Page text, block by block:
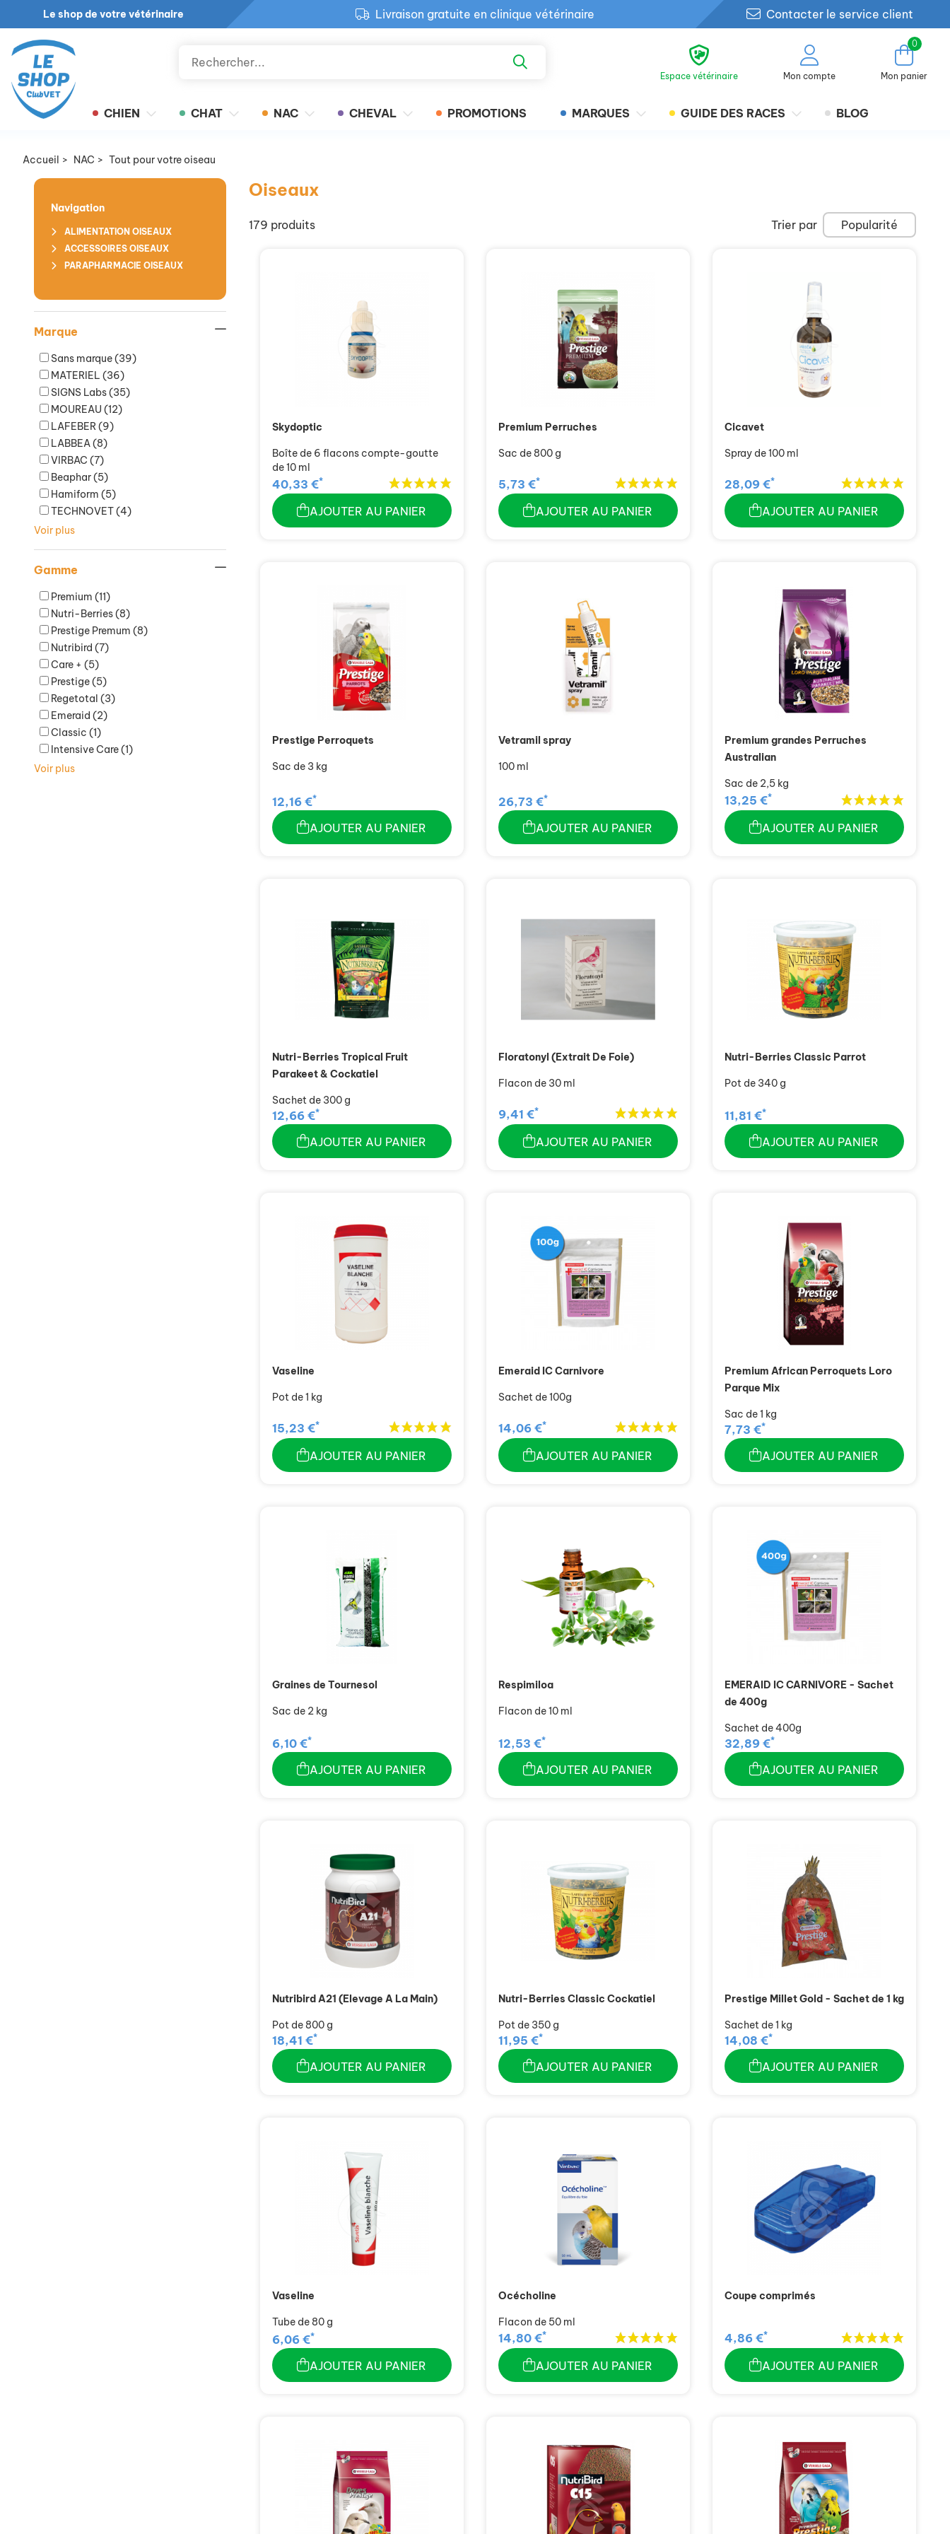
Le shop de votre vétérinaire
Livraison gratuite en clinique vétérinaire
Retour produit gratuit en clinique
Contacter le service client
Espace vétérinaire Mon compte
0
Mon panier
CHIEN CHAT NAC CHEVAL PROMOTIONS MARQUES GUIDE DES RACES BLOG
Accueil > NAC > Tout pour votre oiseau
Navigation
ALIMENTATION OISEAUX
ACCESSOIRES OISEAUX
PARAPHARMACIE OISEAUX
Marque
Sans marque(39)
MATERIEL (36)
SIGNS Labs(35)
MOUREAU (12)
LAFEBER(9)
LABBEA(8)
VIRBAC (7)
Beaphar(5)
Hamiform (5)
TECHNOVET(4)
Voir plus
Gamme
Premium (11)
Nutri-Berries(8)
Prestige Premum (8)
Nutribird (7)
Care + (5)
Prestige(5)
Regetotal (3)
Emeraid (2)
Classic (1)
Intensive Care(1)
Voir plus
Oiseaux
179 produits Trier par Popularité
Skydoptic
Boîte de 6 flacons compte-goutte
de 10 ml
40,33 €*
AJOUTER AU PANIER
Premium Perruches
Sac de 800 g
5,73 €*
AJOUTER AU PANIER
Cicavet
Spray de 100 ml
28,09 €*
AJOUTER AU PANIER
Prestige Perroquets
Sac de 3 kg
12,16 €*
AJOUTER AU PANIER
Vetramil spray
100 ml
26,73 €*
AJOUTER AU PANIER
Premium grandes Perruches
Australian
Sac de 2,5 kg
13,25 €*
AJOUTER AU PANIER
Nutri-Berries Tropical Fruit
Parakeet & Cockatiel
Sachet de 300 g
12,66 €*
AJOUTER AU PANIER
Floratonyl (Extrait De Foie)
Flacon de 30 ml
9,41 €*
AJOUTER AU PANIER
Nutri-Berries Classic Parrot
Pot de 340 g
11,81 €*
AJOUTER AU PANIER
Vaseline
Pot de 1 kg
15,23 €*
AJOUTER AU PANIER
Emeraid IC Carnivore
Sachet de 100g
14,06 €*
AJOUTER AU PANIER
Premium African Perroquets Loro
Parque Mix
Sac de 1 kg
7,73 €*
AJOUTER AU PANIER
Graines de Tournesol
Sac de 2 kg
6,10 €*
AJOUTER AU PANIER
Respimiloa
Flacon de 10 ml
12,53 €*
AJOUTER AU PANIER
EMERAID IC CARNIVORE - Sachet
de 400g
Sachet de 400g
32,89 €*
AJOUTER AU PANIER
Nutribird A21 (Elevage A La Main)
Pot de 800 g
18,41 €*
AJOUTER AU PANIER
Nutri-Berries Classic Cockatiel
Pot de 350 g
11,95 €*
AJOUTER AU PANIER
Prestige Millet Gold - Sachet de 1 kg
Sachet de 1 kg
14,08 €*
AJOUTER AU PANIER
Vaseline
Tube de 80 g
6,06 €*
AJOUTER AU PANIER
Océcholine
Flacon de 50 ml
14,80 €*
AJOUTER AU PANIER
Coupe comprimés
4,86 €*
AJOUTER AU PANIER